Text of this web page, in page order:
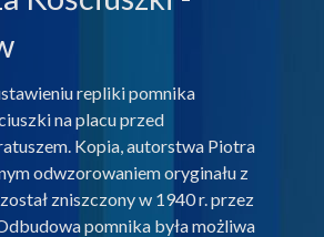
repliki pomnika
na placu przed
Kopia, autorstwa Piotra
odwzorowaniem oryginału z
zniszczony w 1940 r. przez
pomnika była możliwa